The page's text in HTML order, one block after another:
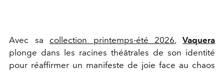
Avec sa collection printemps-été 2026,Vaquera
plonge dans les racines théâtrales de son identité
pour réaffirmer un manifeste de joie face au chaos